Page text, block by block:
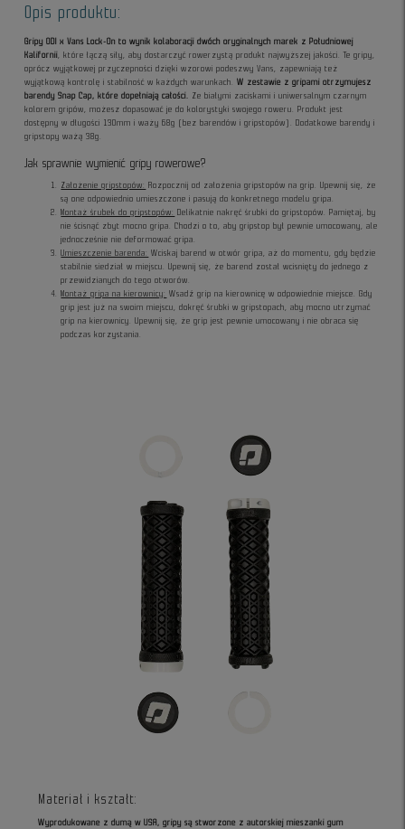
Opis produktu:
Gripy ODI x Vans Lock-On to wynik kolaboracji dwóch oryginalnych marek z Południowej
Kalifornii, które łączą siły, aby dostarczyć rowerzystą produkt najwyższej jakości. Te gripy,
oprócz wyjątkowej przyczepności dzięki wzorowi podeszwy Vans, zapewniają też
wyjątkową kontrolę i stabilność w każdych warunkach.W zestawie z gripami otrzymujesz
barendy Snap Cap, które dopełniają całości. Ze białymi zaciskami i uniwersalnym czarnym
kolorem gripów, możesz dopasować je do kolorystyki swojego roweru. Produkt jest
dostępny w długości 130mm i waży 68g (bez barendów i gripstopów). Dodatkowe barendy i
gripstopy ważą 38g.
Jak sprawnie wymienić gripy rowerowe?
Założenie gripstopów: Rozpocznij od założenia gripstopów na grip. Upewnij się, że
są one odpowiednio umieszczone i pasują do konkretnego modelu gripa.
Montaż śrubek do gripstopów: Delikatnie nakręć śrubki do gripstopów. Pamiętaj, by
nie ścisnąć zbyt mocno gripa. Chodzi o to, aby gripstop był pewnie umocowany, ale
jednocześnie nie deformować gripa.
Umieszczenie barenda: Wciskaj barend w otwór gripa, aż do momentu, gdy będzie
stabilnie siedział w miejscu. Upewnij się, że barend został wcisnięty do jednego z
przewidzianych do tego otworów.
Montaż gripa na kierownicy: Wsadź grip na kierownicę w odpowiednie miejsce. Gdy
grip jest już na swoim miejscu, dokręć śrubki w gripstopach, aby mocno utrzymać
grip na kierownicy. Upewnij się, że grip jest pewnie umocowany i nie obraca się
podczas korzystania.
Materiał i kształt:
Wyprodukowane z dumą w USA, gripy są stworzone z autorskiej mieszanki gum